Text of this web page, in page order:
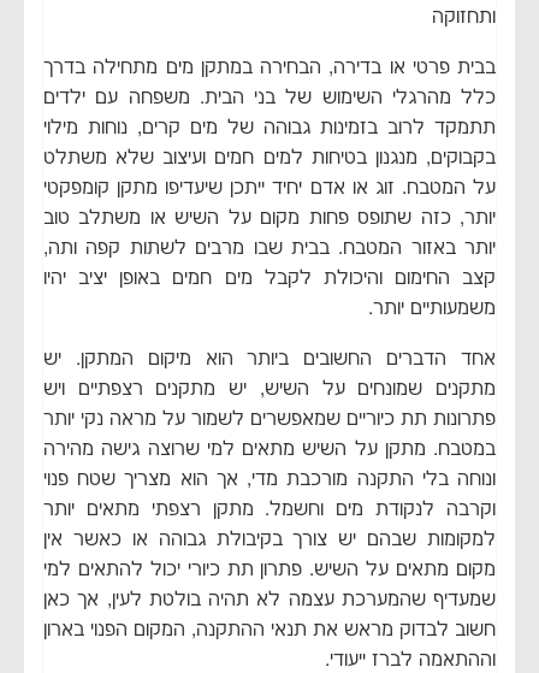
ותחזוקה
בבית פרטי או בדירה, הבחירה במתקן מים מתחילה בדרך
כלל מהרגלי השימוש של בני הבית. משפחה עם ילדים
תתמקד לרוב בזמינות גבוהה של מים קרים, נוחות מילוי
בקבוקים, מנגנון בטיחות למים חמים ועיצוב שלא משתלט
על המטבח. זוג או אדם יחיד ייתכן שיעדיפו מתקן קומפקטי
יותר, כזה שתופס פחות מקום על השיש או משתלב טוב
יותר באזור המטבח. בבית שבו מרבים לשתות קפה ותה,
קצב החימום והיכולת לקבל מים חמים באופן יציב יהיו
משמעותיים יותר.
אחד הדברים החשובים ביותר הוא מיקום המתקן. יש
מתקנים שמונחים על השיש, יש מתקנים רצפתיים ויש
פתרונות תת כיוריים שמאפשרים לשמור על מראה נקי יותר
במטבח. מתקן על השיש מתאים למי שרוצה גישה מהירה
ונוחה בלי התקנה מורכבת מדי, אך הוא מצריך שטח פנוי
וקרבה לנקודת מים וחשמל. מתקן רצפתי מתאים יותר
למקומות שבהם יש צורך בקיבולת גבוהה או כאשר אין
מקום מתאים על השיש. פתרון תת כיורי יכול להתאים למי
שמעדיף שהמערכת עצמה לא תהיה בולטת לעין, אך כאן
חשוב לבדוק מראש את תנאי ההתקנה, המקום הפנוי בארון
וההתאמה לברז ייעודי.